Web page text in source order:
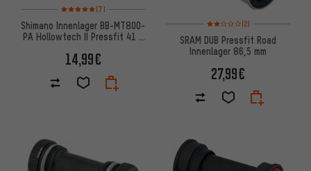
Bewertungen: 5 von 5 basierend auf 7 Bewertungen
(7)
Shimano Innenlager BB-MT800-
PA Hollowtech II Pressfit 41 x
14,99€
Bewertungen: 2 von 5
(2)
SRAM DUB Pressfit Road
Innenlager 86,5 mm
27,99€